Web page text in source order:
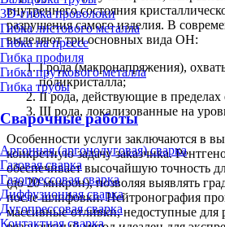
3D-гибка проволоки
Гибка листового металла
Гибка на прессе
Гибка профиля
Гибка пруткового металла
Гибка трубы
Сварочные работы
Аргонная (аргонодуговая) сварка
Газовая сварка
Газопрессовая сварка
Диффузионная сварка
Дугопрессовая сварка
Контактная сварка
внутреннего состояния
разрушения самого изделия. В
выделяют три основных вида ОН:
I рода (макронапряжения),
поликристалла;
II рода, действующие в пределах
III рода, локализованные на
Особенности услуги заключаются в
конкретную задачу заказчика.
обеспечивает высочайшую точность
(до 20 микрон), позволяя выявлять
после шлифовки. Нейтронография
массивные отливки, недоступные для